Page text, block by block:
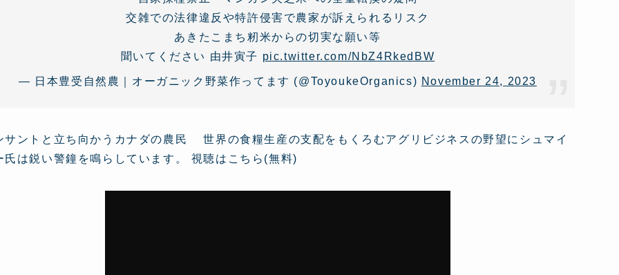
交雑での法律違反や特許侵害で農家が訴えられるリスク
あきたこまち籾米からの切実な願い等
聞いてください 由井寅子 pic.twitter.com/NbZ4RkedBW
— 日本豊受自然農｜オーガニック野菜作ってます (@ToyoukeOrganics) November 24, 2023
サントと立ち向かうカナダの農民 世界の食糧生産の支配をもくろむアグリビジネスの野望にシュマイ
氏は鋭い警鐘を鳴らしています。 視聴はこちら(無料)